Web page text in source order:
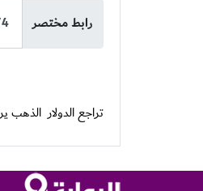
رابط مختصر
تراجع الدولار الذهب